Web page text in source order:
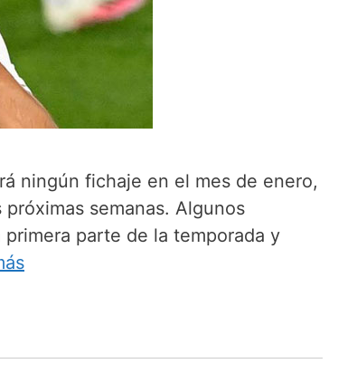
ningún fichaje en el mes de enero,
semanas. Algunos
parte de la temporada y